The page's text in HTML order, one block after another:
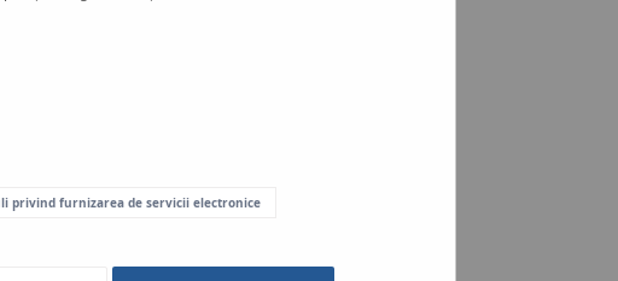
privind furnizarea de servicii electronice